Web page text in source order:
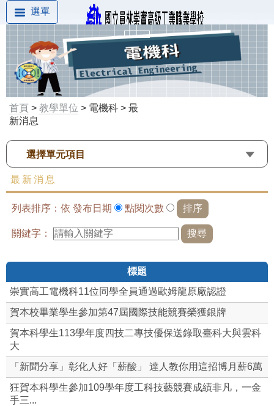
選單
首頁 > 教學單位 > 電機科 > 最
新消息
選擇單元項目
最新消息
列表排序：依 發布日期 點閱次數
關鍵字：
標題
崇實高工電機科11位同學全員通過歐姆龍原廠認證
賀本校畢業學生參加第47屆國際技能競賽榮獲銀牌
賀本科學生113學年度四技二專技優保送錄取臺科大與雲科
大
「新聞分享」彰化人好「薪酸」 達人教你用這招博月薪6萬
狂賀本科學生參加109學年度工科技藝競賽成績非凡，一金
手三...